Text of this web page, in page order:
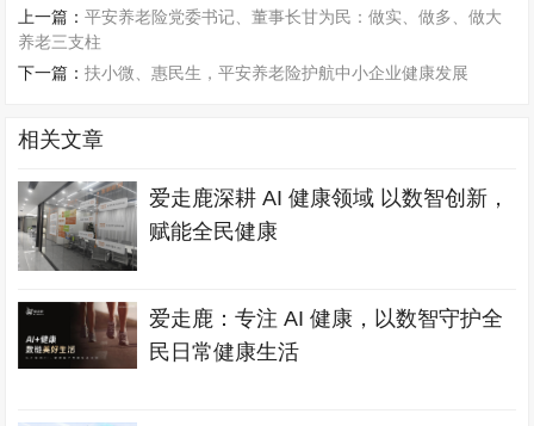
上一篇：平安养老险党委书记、董事长甘为民：做实、做多、做大
养老三支柱
下一篇：扶小微、惠民生，平安养老险护航中小企业健康发展
相关文章
爱走鹿深耕 AI 健康领域 以数智创新，
赋能全民健康
爱走鹿：专注 AI 健康，以数智守护全
民日常健康生活